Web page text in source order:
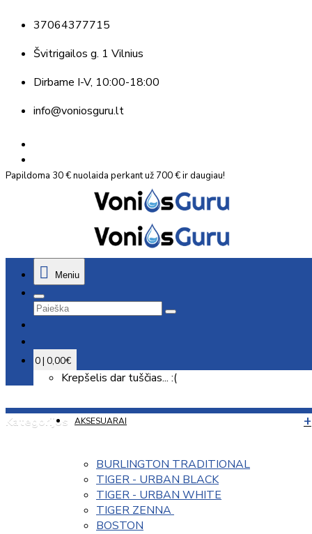
37064377715
Švitrigailos g. 1 Vilnius
Dirbame I-V, 10:00-18:00
info@voniosguru.lt
Papildoma 30 € nuolaida perkant už 700 € ir daugiau!
Meniu
0 | 0,00€
Krepšelis dar tuščias... :(
Kategorijos AKSESUARAI
BURLINGTON TRADITIONAL
TIGER - URBAN BLACK
TIGER - URBAN WHITE
TIGER ZENNA
BOSTON